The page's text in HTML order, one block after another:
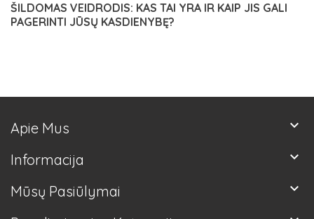
ŠILDOMAS VEIDRODIS: KAS TAI YRA IR KAIP JIS GALI
PAGERINTI JŪSŲ KASDIENYBĘ?
Apie Mus keyboard_arrow_down
Informacija keyboard_arrow_down
Mūsų Pasiūlymai keyboard_arrow_down